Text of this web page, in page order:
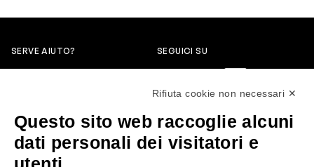
SERVE AIUTO?
servizioclienti@rossiprofumi.it
SEGUICI SU
Rifiuta cookie non necessari ✕
Questo sito web raccoglie alcuni
dati personali dei visitatori e